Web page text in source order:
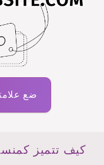
ضع
كيف تتميز